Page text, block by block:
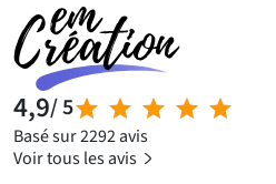
4,9/ 5
Basé sur 2292 avis
Voir tous les avis